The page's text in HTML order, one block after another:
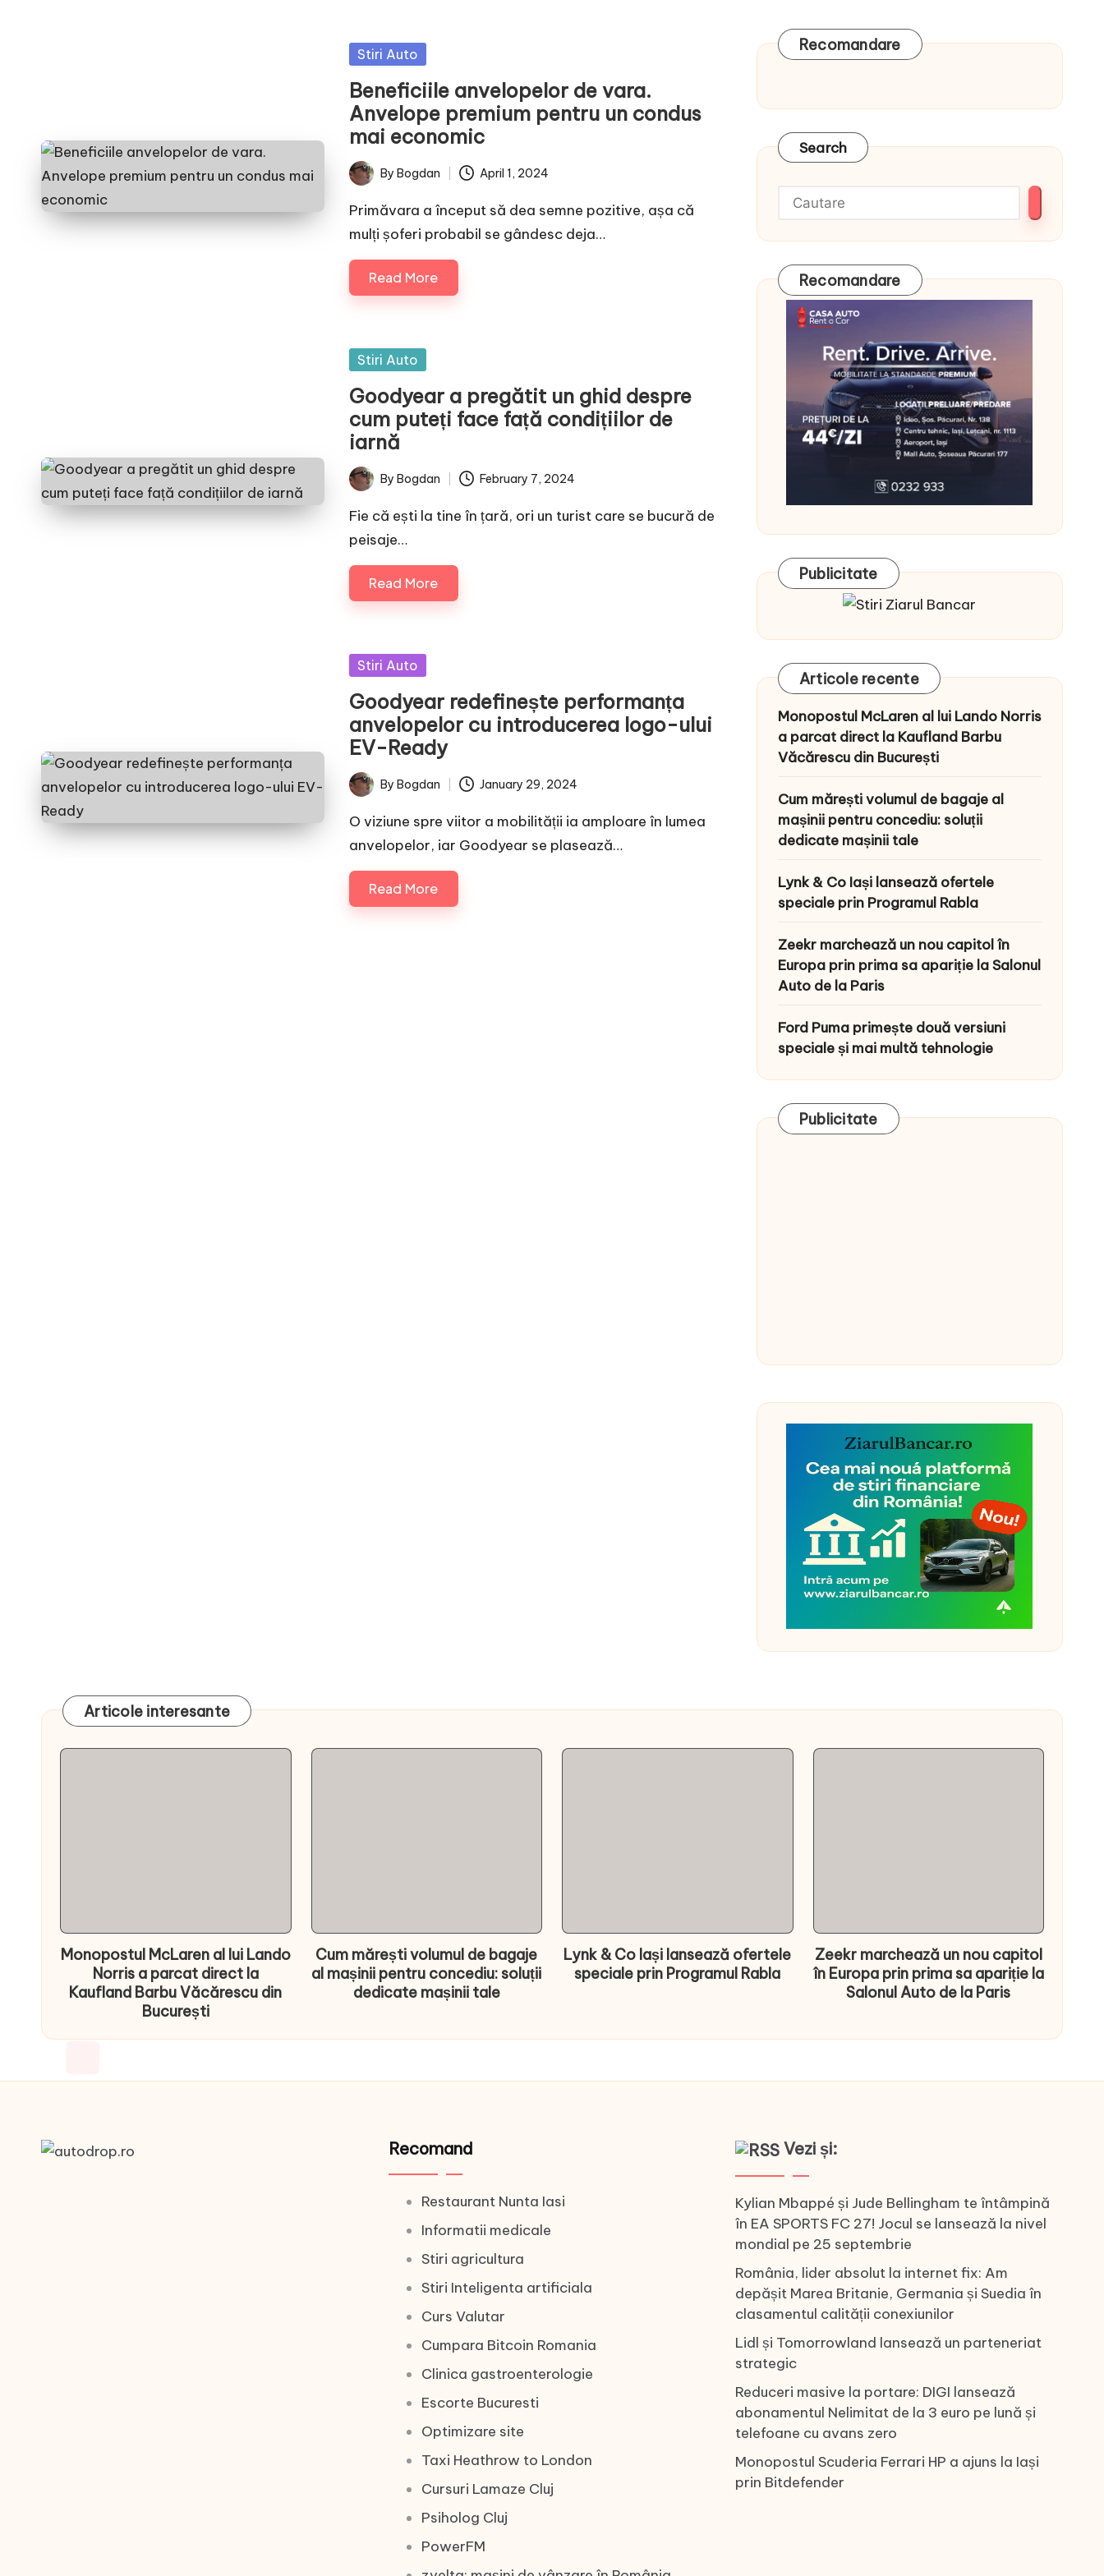
Posted
Stiri Auto
Beneficiile anvelopelor de vara.
Anvelope premium pentru un condus
mai economic
Posted
by
By Bogdan April 1, 2024
Primăvara a început să dea semne pozitive, așa că
mulți șoferi probabil se gândesc deja…
Read More
Posted
Stiri Auto
Goodyear a pregătit un ghid despre
cum puteți face față condițiilor de
iarnă
Posted
by
By Bogdan February 7, 2024
Fie că ești la tine în țară, ori un turist care se bucură de
peisaje…
Read More
Posted
Stiri Auto
Goodyear redefinește performanța
anvelopelor cu introducerea logo-ului
EV-Ready
Posted
by
By Bogdan January 29, 2024
O viziune spre viitor a mobilității ia amploare în lumea
anvelopelor, iar Goodyear se plasează…
Read More
Recomandare
Search
Recomandare
Publicitate
Articole recente
Monopostul McLaren al lui Lando Norris
a parcat direct la Kaufland Barbu
Văcărescu din București
Cum mărești volumul de bagaje al
mașinii pentru concediu: soluții
dedicate mașinii tale
Lynk & Co Iași lansează ofertele
speciale prin Programul Rabla
Zeekr marchează un nou capitol în
Europa prin prima sa apariție la Salonul
Auto de la Paris
Ford Puma primește două versiuni
speciale și mai multă tehnologie
Publicitate
Articole interesante
Monopostul McLaren al lui Lando
Norris a parcat direct la
Kaufland Barbu Văcărescu din
București
Cum mărești volumul de bagaje
al mașinii pentru concediu: soluții
dedicate mașinii tale
Lynk & Co Iași lansează ofertele
speciale prin Programul Rabla
Zeekr marchează un nou capitol
în Europa prin prima sa apariție la
Salonul Auto de la Paris
Recomand
Restaurant Nunta Iasi
Informatii medicale
Stiri agricultura
Stiri Inteligenta artificiala
Curs Valutar
Cumpara Bitcoin Romania
Clinica gastroenterologie
Escorte Bucuresti
Optimizare site
Taxi Heathrow to London
Cursuri Lamaze Cluj
Psiholog Cluj
PowerFM
Vezi și:
Kylian Mbappé și Jude Bellingham te întâmpină
în EA SPORTS FC 27! Jocul se lansează la nivel
mondial pe 25 septembrie
România, lider absolut la internet fix: Am
depășit Marea Britanie, Germania și Suedia în
clasamentul calității conexiunilor
Lidl și Tomorrowland lansează un parteneriat
strategic
Reduceri masive la portare: DIGI lansează
abonamentul Nelimitat de la 3 euro pe lună și
telefoane cu avans zero
Monopostul Scuderia Ferrari HP a ajuns la Iași
prin Bitdefender